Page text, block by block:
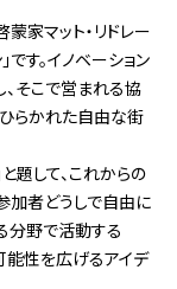
家マット・リドレー
す。イノベーション
そこで営まれる協
らかれた自由な街
題して、これからの
加者どうしで自由に
分野で活動する
能性を広げるアイデ